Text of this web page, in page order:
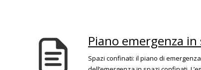
Piano emergenza
Spazi confinati: il piano di